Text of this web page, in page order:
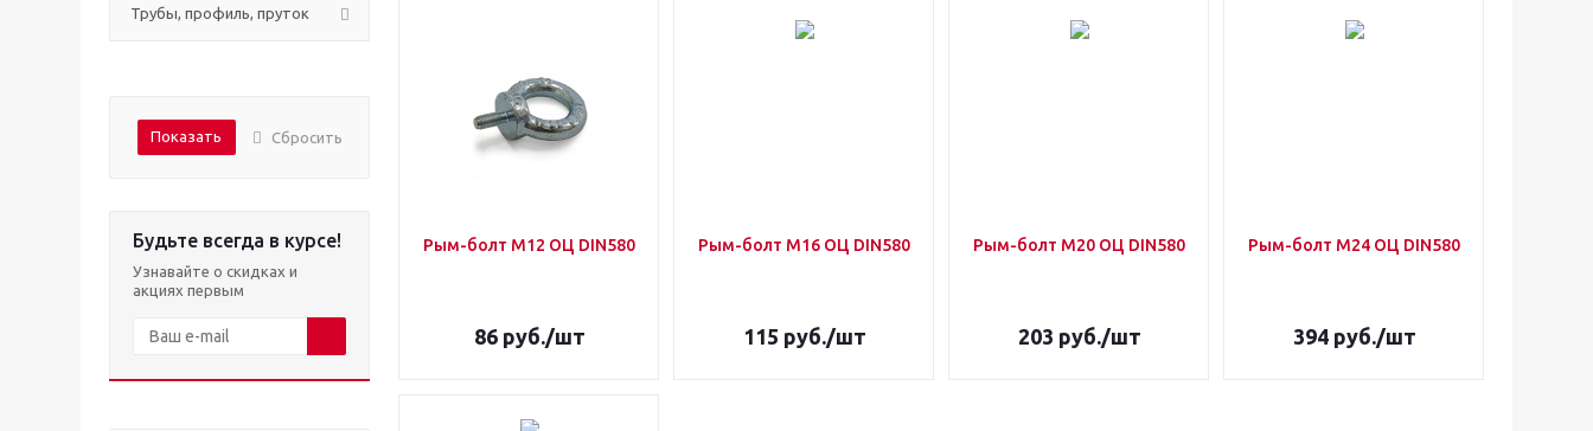
Трубы, профиль, пруток
Показать Сбросить
Будьте всегда в курсе!
Узнавайте о скидках и
акциях первым
Рым-болт М12 ОЦ DIN580
86руб./шт
Рым-болт М16 ОЦ DIN580
115 руб./шт
Рым-болт М20 ОЦ DIN580
203 руб./шт
Рым-болт М24 ОЦ DIN580
394руб./шт